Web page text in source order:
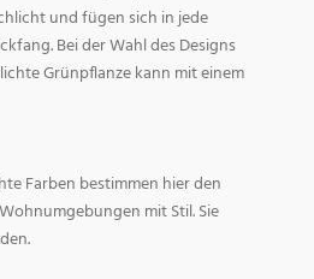
und fügen sich in jede
Bei der Wahl des Designs
Grünpflanze kann mit einem
Farben bestimmen hier den
mit Stil. Sie